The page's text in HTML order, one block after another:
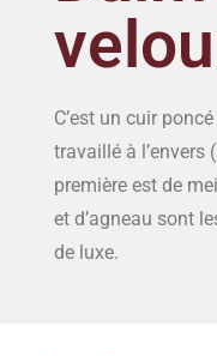
C’est un cuir
travaillé à l’envers
première est de
et d’agneau sont
de luxe.